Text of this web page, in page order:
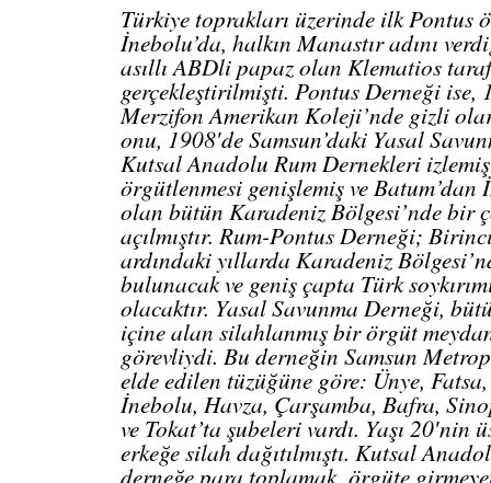
Türkiye toprakları üzerinde ilk Pontus
İnebolu’da, halkın Manastır adını
asıllı ABDli papaz olan Klematios
gerçekleştirilmişti. Pontus Derneği ise,
Merzifon Amerikan Koleji’nde gizli
onu, 1908′de Samsun’daki Yasal
Kutsal Anadolu Rum Dernekleri
örgütlenmesi genişlemiş ve Batum’dan
olan bütün Karadeniz Bölgesi’nde bir
açılmıştır. Rum-Pontus Derneği;
ardındaki yıllarda Karadeniz
bulunacak ve geniş çapta Türk
olacaktır. Yasal Savunma Derneği,
içine alan silahlanmış bir örgüt
görevliydi. Bu derneğin Samsun
elde edilen tüzüğüne göre: Ünye,
İnebolu, Havza, Çarşamba, Bafra,
ve Tokat’ta şubeleri vardı. Yaşı 20′nin
erkeğe silah dağıtılmıştı. Kutsal
derneğe para toplamak, örgüte